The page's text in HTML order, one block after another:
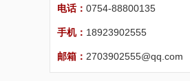
电话： 0754-88800135
手机： 18923902555
邮箱： 2703902555@qq.com